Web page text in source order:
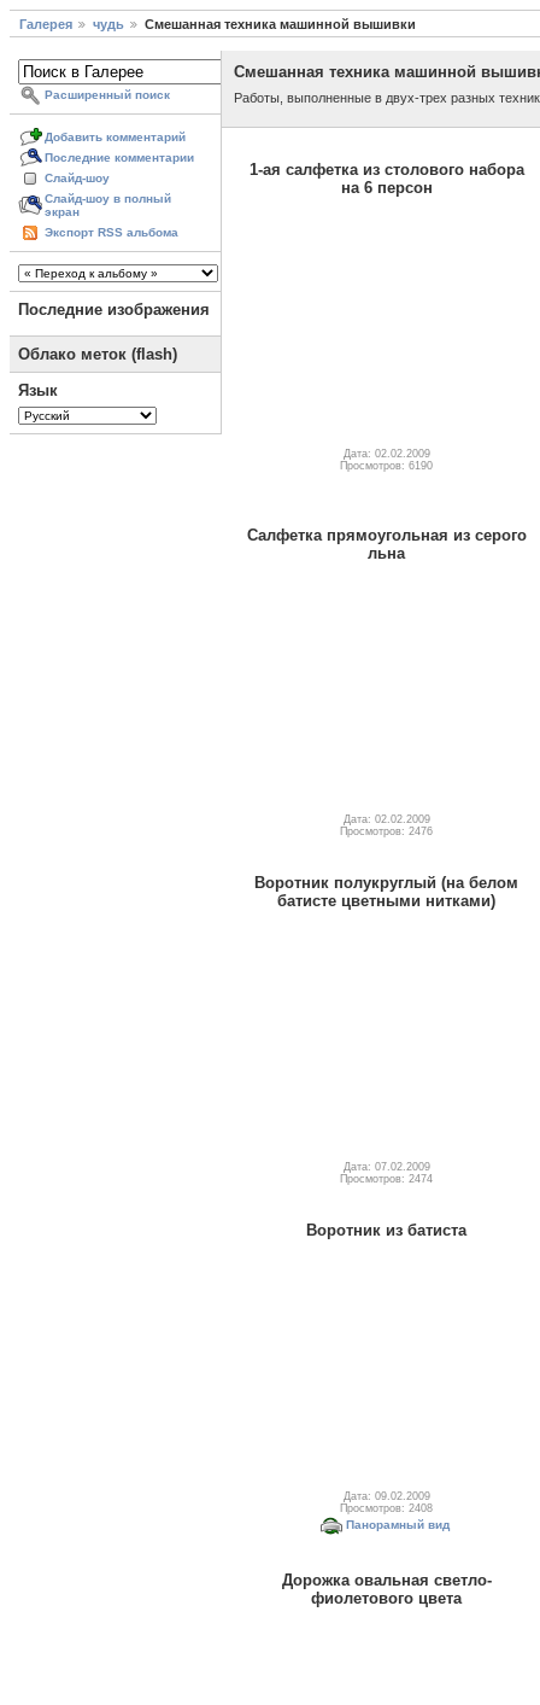
Галерея чудь Смешанная техника машинной вышивки
Расширенный поиск
Добавить комментарий
Последние комментарии
Слайд-шоу
Слайд-шоу в полный
экран
Экспорт RSS альбома
Последние изображения
Облако меток (flash)
Язык
Смешанная техника машинной
Работы, выполненные в двух-трех разных
1-ая салфетка из столового набора
на 6 персон
Дата: 02.02.2009
Просмотров: 6190
Салфетка прямоугольная из серого
льна
Дата: 02.02.2009
Просмотров: 2476
Воротник полукруглый (на белом
батисте цветными нитками)
Дата: 07.02.2009
Просмотров: 2474
Воротник из батиста
Дата: 09.02.2009
Просмотров: 2408
Панорамный вид
Дорожка овальная светло-
фиолетового цвета